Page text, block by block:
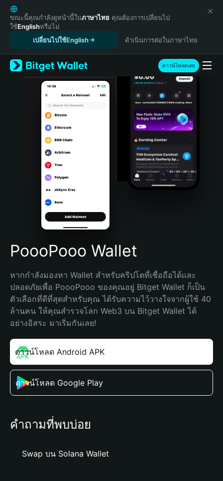
English
日本語
Tiếng Việt
Español (Latinoamérica)
Türkçe
Italiano
Português (Portugal)
Bahasa Indonesia
Português (Brasil)
Español (Argentina)
ขณะนี้คุณกำลังดูหน้านี้ในภาษาไทย คุณต้องการเปลี่ยนไป
ใช้Englishหรือไม่
เปลี่ยนไปใช้English
ดำเนินการต่อในภาษาไทย
ดาวน์โหลดเลย
PoooPooo Wallet
หากกำลังมองหา Wallet สำหรับคริปโตที่เชื่อถือได้และ
ปลอดภัยเพื่อ PoooPooo ของคุณอยู่ Bitget Wallet ก็เป็น
ตัวเลือกที่ดีที่สุดสำหรับคุณ ได้รับความไว้วางใจจากผู้ใช้ 40
ล้านคน ให้คุณสำรวจโลก Web3 บน Bitget Wallet ได้
อย่างอิสระ มาเริ่มกันเลย!
ดาวน์โหลด Android APK
ดาวน์โหลด Google Play
คำถามที่พบบ่อย
Swap บน Solana Wallet